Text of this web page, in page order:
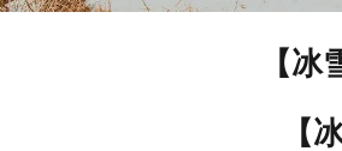
【冰
【